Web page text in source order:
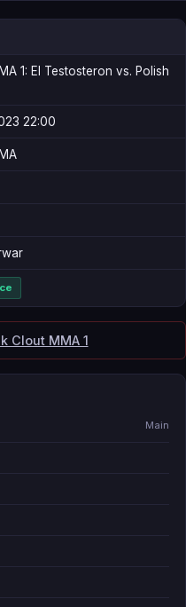
1: El Testosteron vs. Polish
22:00
Clout MMA 1
Main